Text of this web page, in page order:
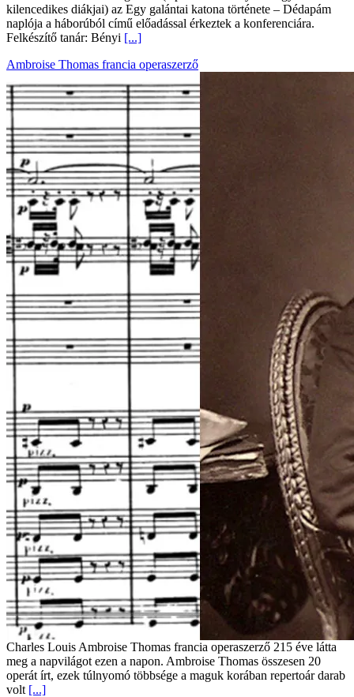
kilencedikes diákjai) az Egy galántai katona története – Dédapám
naplója a háborúból című előadással érkeztek a konferenciára.
Felkészítő tanár: Bényi [...]
Ambroise Thomas francia operaszerző
Charles Louis Ambroise Thomas francia operaszerző 215 éve látta
meg a napvilágot ezen a napon. Ambroise Thomas összesen 20
operát írt, ezek túlnyomó többsége a maguk korában repertoár darab
volt [...]